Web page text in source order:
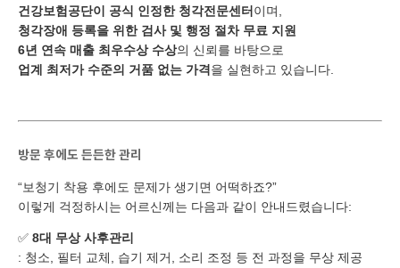
건강보험공단이 공식 인정한 청각전문센터 이며,
청각장애 등록을 위한 검사 및 행정 절차 무료 지원
6년 연속 매출 최우수상 수상의 신뢰를 바탕으로
업계 최저가 수준의 거품 없는 가격 을 실현하고 있습니다.
방문 후에도 든든한 관리
“보청기 착용 후에도 문제가 생기면 어떡하죠?”
이렇게 걱정하시는 어르신께는 다음과 같이 안내드렸습니다:
✅ 8대 무상 사후관리
: 청소, 필터 교체, 습기 제거, 소리 조정 등 전 과정을 무상 제공
[자세히보기]